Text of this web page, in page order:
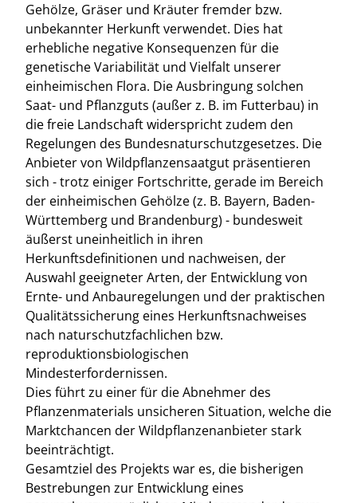
Gehölze, Gräser und Kräuter fremder bzw.
unbekannter Herkunft verwendet. Dies hat
erhebliche negative Konsequenzen für die
genetische Variabilität und Vielfalt unserer
einheimischen Flora. Die Ausbringung solchen
Saat- und Pflanzguts (außer z. B. im Futterbau) in
die freie Landschaft widerspricht zudem den
Regelungen des Bundesnaturschutzgesetzes. Die
Anbieter von Wildpflanzensaatgut präsentieren
sich - trotz einiger Fortschritte, gerade im Bereich
der einheimischen Gehölze (z. B. Bayern, Baden-
Württemberg und Brandenburg) - bundesweit
äußerst uneinheitlich in ihren
Herkunftsdefinitionen und nachweisen, der
Auswahl geeigneter Arten, der Entwicklung von
Ernte- und Anbauregelungen und der praktischen
Qualitätssicherung eines Herkunftsnachweises
nach naturschutzfachlichen bzw.
reproduktionsbiologischen
Mindesterfordernissen.
Dies führt zu einer für die Abnehmer des
Pflanzenmaterials unsicheren Situation, welche die
Marktchancen der Wildpflanzenanbieter stark
beeinträchtigt.
Gesamtziel des Projekts war es, die bisherigen
Bestrebungen zur Entwicklung eines